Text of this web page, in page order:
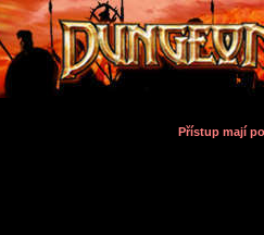
Přístup mají